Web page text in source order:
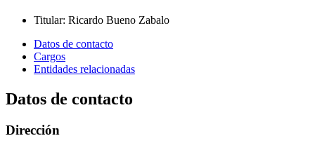
Titular: Ricardo Bueno Zabalo
Datos de contacto
Cargos
Entidades relacionadas
Datos de contacto
Dirección